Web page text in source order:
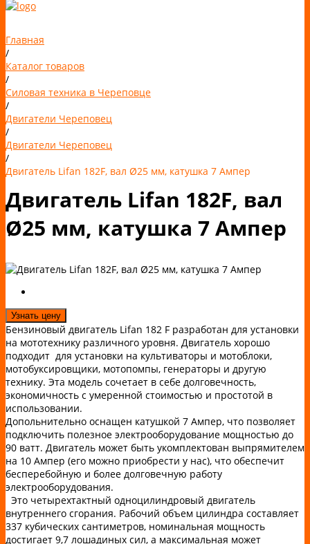
Главная
/
Каталог товаров
/
Силовая техника в Череповце
/
Двигатели Череповец
/
Двигатели Череповец
/
Двигатель Lifan 182F, вал Ø25 мм, катушка 7 Ампер
Двигатель Lifan 182F, вал
Ø25 мм, катушка 7 Ампер
Узнать цену
Бензиновый двигатель Lifan 182 F разработан для установки
на мототехнику различного уровня. Двигатель хорошо
подходит для установки на культиваторы и мотоблоки,
мотобуксировщики, мотопомпы, генераторы и другую
технику. Эта модель сочетает в себе долговечность,
экономичность с умеренной стоимостью и простотой в
использовании.
Допольнительно оснащен катушкой 7 Ампер, что позволяет
подключить полезное электрооборудование мощностью до
90 ватт. Двигатель может быть укомплектован выпрямителем
на 10 Ампер (его можно приобрести у нас), что обеспечит
бесперебойную и более долговечную работу
электрооборудования.
Это четырехтактный одноцилиндровый двигатель
внутреннего сгорания. Рабочий объем цилиндра составляет
337 кубических сантиметров, номинальная мощность
достигает 9,7 лошадиных сил, а максимальная может